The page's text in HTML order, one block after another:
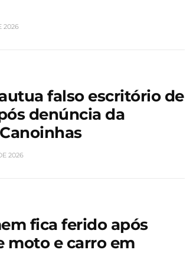
2026
falso escritório de
denúncia da
2026
fica ferido após
moto e carro em